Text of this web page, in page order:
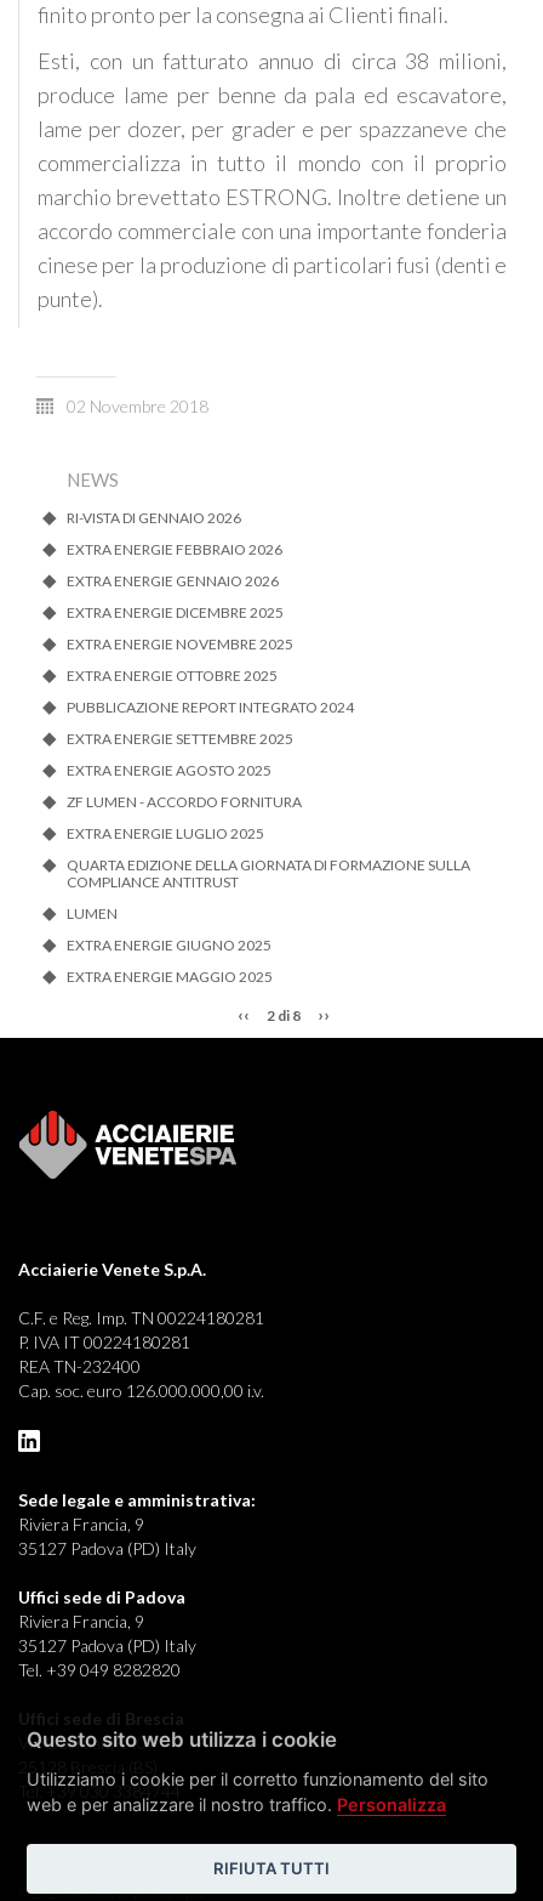
finito pronto per la consegna ai Clienti finali.
Esti, con un fatturato annuo di circa 38 milioni,
produce lame per benne da pala ed escavatore,
lame per dozer, per grader e per spazzaneve che
commercializza in tutto il mondo con il proprio
marchio brevettato ESTRONG. Inoltre detiene un
accordo commerciale con una importante fonderia
cinese per la produzione di particolari fusi (denti e
punte).
02 Novembre 2018
NEWS
RI-VISTA DI GENNAIO 2026
EXTRA ENERGIE FEBBRAIO 2026
EXTRA ENERGIE GENNAIO 2026
EXTRA ENERGIE DICEMBRE 2025
EXTRA ENERGIE NOVEMBRE 2025
EXTRA ENERGIE OTTOBRE 2025
PUBBLICAZIONE REPORT INTEGRATO 2024
EXTRA ENERGIE SETTEMBRE 2025
EXTRA ENERGIE AGOSTO 2025
ZF LUMEN - ACCORDO FORNITURA
EXTRA ENERGIE LUGLIO 2025
QUARTA EDIZIONE DELLA GIORNATA DI FORMAZIONE SULLA
COMPLIANCE ANTITRUST
LUMEN
EXTRA ENERGIE GIUGNO 2025
EXTRA ENERGIE MAGGIO 2025
‹‹ 2 di 8 ››
Acciaierie Venete S.p.A.
C.F. e Reg. Imp. TN 00224180281
P. IVA IT 00224180281
REA TN-232400
Cap. soc. euro 126.000.000,00 i.v.
Sede legale e amministrativa:
Riviera Francia, 9
35127 Padova (PD) Italy
Uffici sede di Padova
Riviera Francia, 9
35127 Padova (PD) Italy
Tel. +39 049 8282820
Uffici sede di Brescia
Via Oberdan, 140
25128 Brescia (BS)
Tel. +39 030 3384744
© 2026 Acciaierie Venete s.p.a.
Questo sito web utilizza i cookie
Utilizziamo i cookie per il corretto funzionamento del sito
web e per analizzare il nostro traffico. Personalizza
RIFIUTA TUTTI